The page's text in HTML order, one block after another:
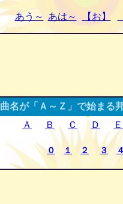
あう～ あは～ 【お】
曲名が「Ａ～Ｚ」で始まる
Ａ
Ｂ Ｃ Ｄ Ｅ
０ １ ２ ３